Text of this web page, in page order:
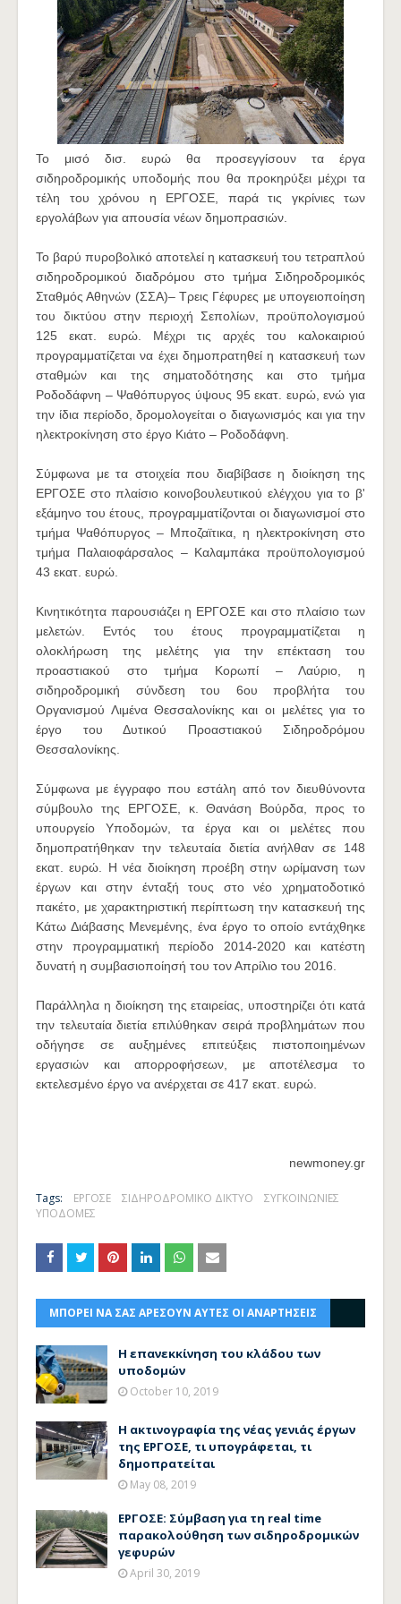
Το μισό δισ. ευρώ θα προσεγγίσουν τα έργα
σιδηροδρομικής υποδομής που θα προκηρύξει μέχρι τα
τέλη του χρόνου η ΕΡΓΟΣΕ, παρά τις γκρίνιες των
εργολάβων για απουσία νέων δημοπρασιών.
Το βαρύ πυροβολικό αποτελεί η κατασκευή του τετραπλού
σιδηροδρομικού διαδρόμου στο τμήμα Σιδηροδρομικός
Σταθμός Αθηνών (ΣΣΑ)– Τρεις Γέφυρες με υπογειοποίηση
του δικτύου στην περιοχή Σεπολίων, προϋπολογισμού
125 εκατ. ευρώ. Μέχρι τις αρχές του καλοκαιριού
προγραμματίζεται να έχει δημοπρατηθεί η κατασκευή των
σταθμών και της σηματοδότησης και στο τμήμα
Ροδοδάφνη – Ψαθόπυργος ύψους 95 εκατ. ευρώ, ενώ για
την ίδια περίοδο, δρομολογείται ο διαγωνισμός και για την
ηλεκτροκίνηση στο έργο Κιάτο – Ροδοδάφνη.
Σύμφωνα με τα στοιχεία που διαβίβασε η διοίκηση της
ΕΡΓΟΣΕ στο πλαίσιο κοινοβουλευτικού ελέγχου για το β'
εξάμηνο του έτους, προγραμματίζονται οι διαγωνισμοί στο
τμήμα Ψαθόπυργος – Μποζαϊτικα, η ηλεκτροκίνηση στο
τμήμα Παλαιοφάρσαλος – Καλαμπάκα προϋπολογισμού
43 εκατ. ευρώ.
Κινητικότητα παρουσιάζει η ΕΡΓΟΣΕ και στο πλαίσιο των
μελετών. Εντός του έτους προγραμματίζεται η
ολοκλήρωση της μελέτης για την επέκταση του
προαστιακού στο τμήμα Κορωπί – Λαύριο, η
σιδηροδρομική σύνδεση του 6ου προβλήτα του
Οργανισμού Λιμένα Θεσσαλονίκης και οι μελέτες για το
έργο του Δυτικού Προαστιακού Σιδηροδρόμου
Θεσσαλονίκης.
Σύμφωνα με έγγραφο που εστάλη από τον διευθύνοντα
σύμβουλο της ΕΡΓΟΣΕ, κ. Θανάση Βούρδα, προς το
υπουργείο Υποδομών, τα έργα και οι μελέτες που
δημοπρατήθηκαν την τελευταία διετία ανήλθαν σε 148
εκατ. ευρώ. Η νέα διοίκηση προέβη στην ωρίμανση των
έργων και στην ένταξή τους στο νέο χρηματοδοτικό
πακέτο, με χαρακτηριστική περίπτωση την κατασκευή της
Κάτω Διάβασης Μενεμένης, ένα έργο το οποίο εντάχθηκε
στην προγραμματική περίοδο 2014-2020 και κατέστη
δυνατή η συμβασιοποίησή του τον Απρίλιο του 2016.
Παράλληλα η διοίκηση της εταιρείας, υποστηρίζει ότι κατά
την τελευταία διετία επιλύθηκαν σειρά προβλημάτων που
οδήγησε σε αυξημένες επιτεύξεις πιστοποιημένων
εργασιών και απορροφήσεων, με αποτέλεσμα το
εκτελεσμένο έργο να ανέρχεται σε 417 εκατ. ευρώ.
newmoney.gr
Tags: ΕΡΓΟΣΕ ΣΙΔΗΡΟΔΡΟΜΙΚΟ ΔΙΚΤΥΟ
ΣΥΓΚΟΙΝΩΝΙΕΣ
ΥΠΟΔΟΜΕΣ
ΜΠΟΡΕΙ ΝΑ ΣΑΣ ΑΡΕΣΟΥΝ ΑΥΤΕΣ ΟΙ ΑΝΑΡΤΗΣΕΙΣ
Η επανεκκίνηση του κλάδου των
υποδομών
October 10, 2019
Η ακτινογραφία της νέας γενιάς έργων
της ΕΡΓΟΣΕ, τι υπογράφεται, τι
δημοπρατείται
May 08, 2019
ΕΡΓΟΣΕ: Σύμβαση για τη real time
παρακολούθηση των σιδηροδρομικών
γεφυρών
April 30, 2019